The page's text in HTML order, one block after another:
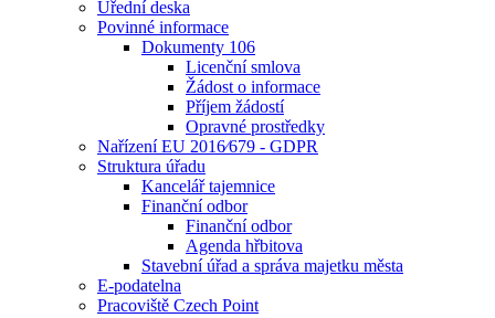
Úřední deska
Povinné informace
Dokumenty 106
Licenční smlova
Žádost o informace
Příjem žádostí
Opravné prostředky
Nařízení EU 2016⁄679 - GDPR
Struktura úřadu
Kancelář tajemnice
Finanční odbor
Finanční odbor
Agenda hřbitova
Stavební úřad a správa majetku města
E-podatelna
Pracoviště Czech Point